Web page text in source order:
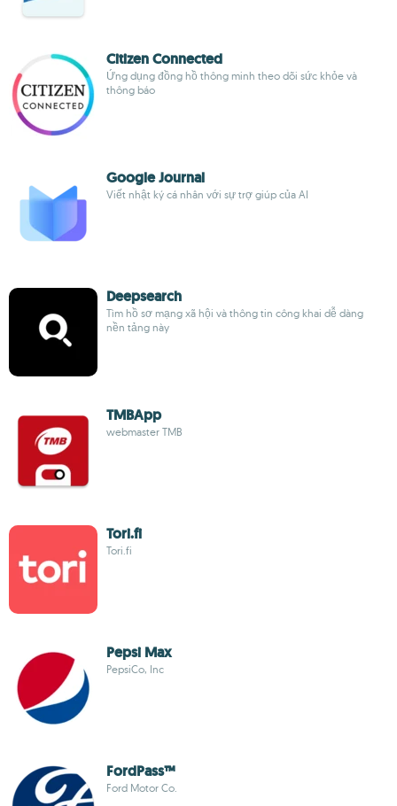
Citizen Connected
Ứng dụng đồng hồ thông minh theo dõi sức khỏe và
thông báo
Google Journal
Viết nhật ký cá nhân với sự trợ giúp của AI
Deepsearch
Tìm hồ sơ mạng xã hội và thông tin công khai dễ dàng
nền tảng này
TMBApp
webmaster TMB
Tori.fi
Tori.fi
Pepsi Max
PepsiCo, Inc
FordPass™
Ford Motor Co.